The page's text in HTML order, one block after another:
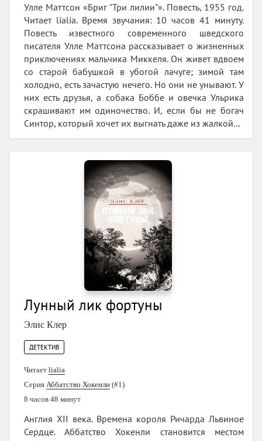
Улле Маттсон «Бриг "Три лилии"». Повесть, 1955 год.
Читает lialia. Время звучания: 10 часов 41 минуту.
Повесть известного современного шведского
писателя Улле Маттсона рассказывает о жизненных
приключениях мальчика Миккеля. Он живет вдвоем
со старой бабушкой в убогой лачуге; зимой там
холодно, есть зачастую нечего. Но они не унывают. У
них есть друзья, а собака Боббе и овечка Ульрика
скрашивают им одиночество. И, если бы не богач
Синтор, который хочет их выгнать даже из жалкой...
Лунный лик фортуны
Элис Клер
ДЕТЕКТИВ
Читает lialia
Серия Аббатство Хокенли (#1)
8 часов 48 минут
Англия XII века. Времена короля Ричарда Львиное
Сердце. Аббатство Хокенли становится местом